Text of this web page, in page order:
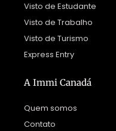
Visto de Estudante
Visto de Trabalho
Visto de Turismo
Express Entry
A Immi Canadá
Quem somos
Contato